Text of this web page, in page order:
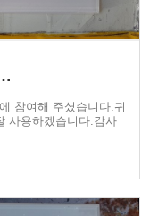
참여해 주셨습니다.귀
사용하겠습니다.감사